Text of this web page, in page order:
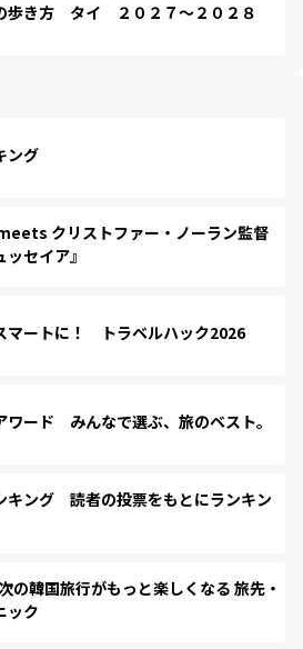
歩き方 タイ ２０２７～２０２８
ング
クリストファー・ノーラン監督
セイア』
マートに！ トラベルハック2026
ワード みんなで選ぶ、旅のベスト。
キング 読者の投票をもとにランキン
韓国旅行がもっと楽しくなる 旅先・
ック